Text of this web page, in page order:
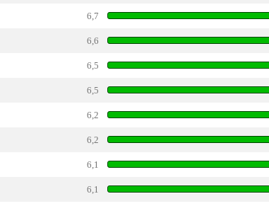
6,7
6,6
6,5
6,5
6,2
6,2
6,1
6,1